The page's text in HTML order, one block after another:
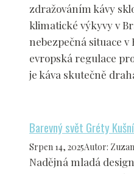
zdražováním kávy
klimatické výkyvy v
nebezpečná situace
evropská regulace
je káva skutečně
Barevný svět Gréty
Srpen 14, 2025Autor:
Nadějná mladá